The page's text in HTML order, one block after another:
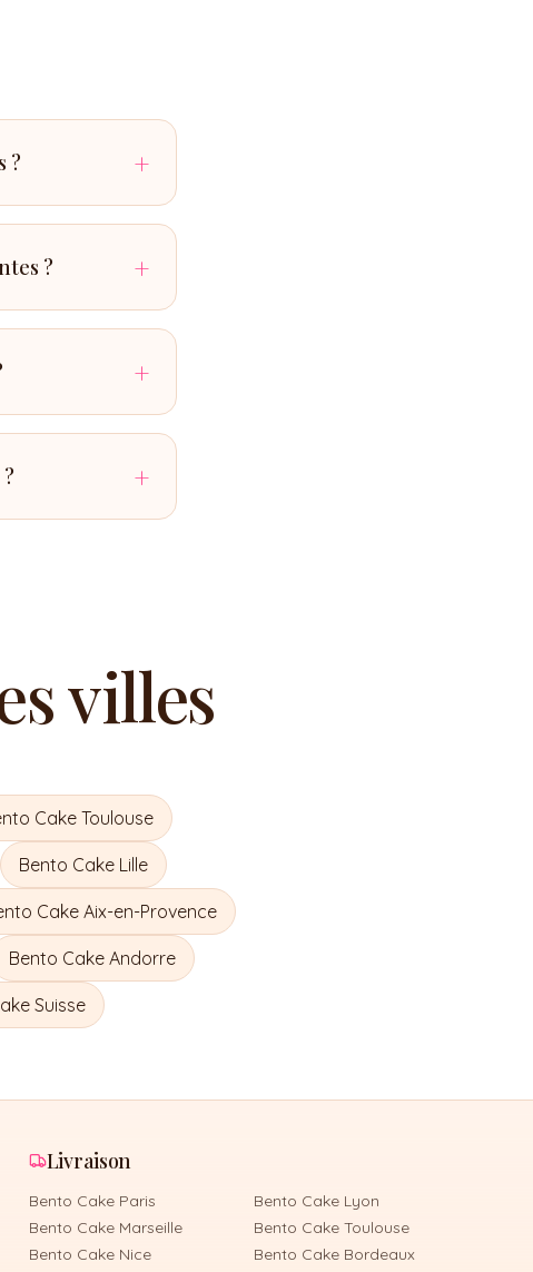
? +
? +
+
+
villes
Cake Toulouse
Bento Cake Lille
Cake Aix-en-Provence
Bento Cake Andorre
Suisse
Livraison
Bento Cake Paris Bento Cake Lyon
Bento Cake Marseille Bento CakeToulouse
Bento Cake Nice Bento Cake Bordeaux